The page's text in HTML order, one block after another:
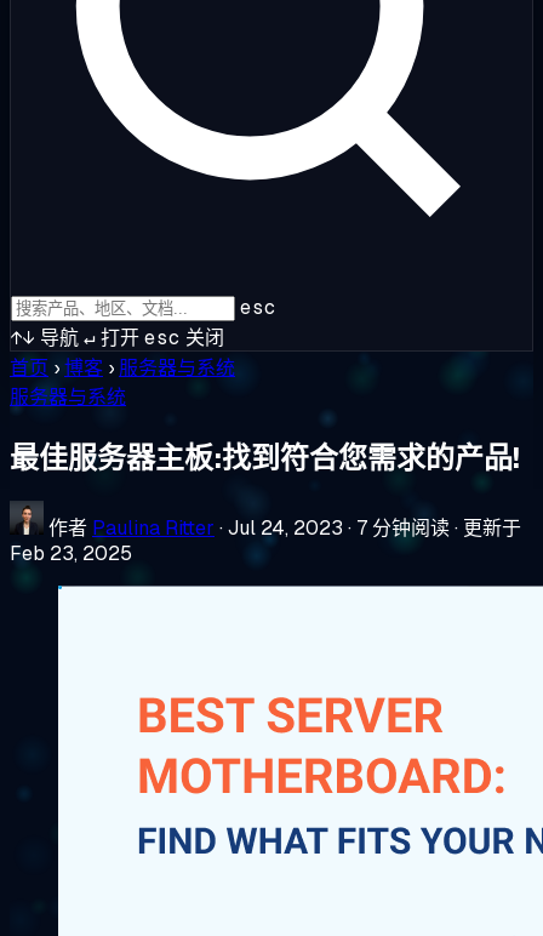
esc
↑↓ 导航↵打开esc 关闭
首页 ›博客 › 服务器与系统
服务器与系统
最佳服务器主板:找到符合您需求的产品!
作者 Paulina Ritter ·Jul 24, 2023 · 7 分钟阅读· 更新于
Feb 23, 2025